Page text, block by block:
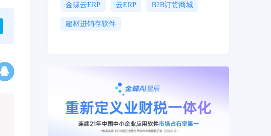
金蝶云ERP 云ERP B2B订货商城
建材进销存软件